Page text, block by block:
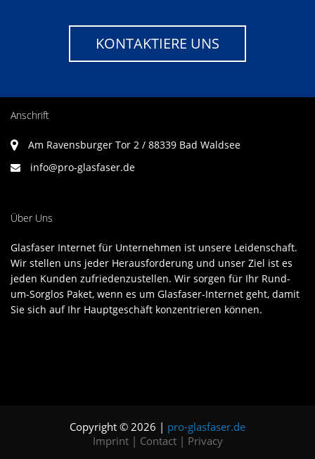
KONTAKTIERE UNS
Anschrift
Am Ravensburger Tor 2 / 88339 Bad Waldsee
info@pro-glasfaser.de
Über Uns
Glasfaser Internet für Unternehmen ist unsere Leidenschaft.
Wir stellen uns jeder Herausforderung und unser Ziel ist es
jeden Kunden zufriedenzustellen. Wir sorgen für Ihr Rund-
um-Sorglos Paket, wenn es um Glasfaser-Internet geht, damit
Sie sich auf Ihr Hauptgeschäft konzentrieren können.
Copyright © 2026 | pro-glasfaser.de
Imprint| Contact| Privacy